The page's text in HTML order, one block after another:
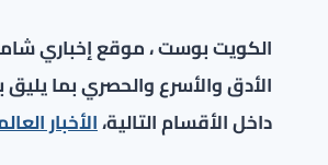
الكويت بوست ، موقع إخباري
الأدق والأسرع والحصري بما
داخل الأقسام التالية،الأخبار